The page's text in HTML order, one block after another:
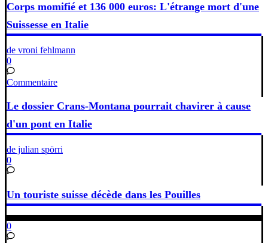
Corps momifié et 136 000 euros: L'étrange mort d'une
Suissesse en Italie
de vroni fehlmann
0
Commentaire
Le dossier Crans-Montana pourrait chavirer à cause
d'un pont en Italie
de julian spörri
0
Un touriste suisse décède dans les Pouilles
0